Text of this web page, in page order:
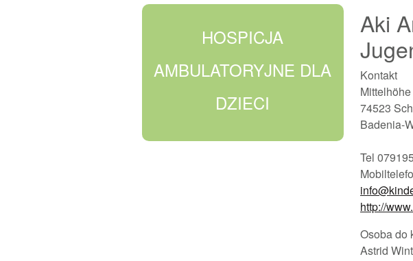
HOSPICJA
AMBULATORYJNE DLA
DZIECI
Aki
Kontakt
Mittelhöhe
74523
Badenia-
Tel
http://
Osoba do
Astrid